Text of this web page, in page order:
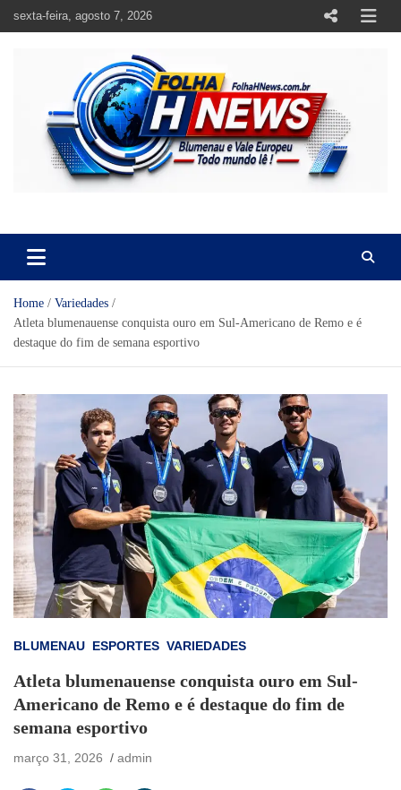
sexta-feira, agosto 7, 2026
Home
Variedades
Atleta blumenauense conquista ouro em Sul-Americano de Remo e é
destaque do fim de semana esportivo
BLUMENAU ESPORTES VARIEDADES
Atleta blumenauense conquista ouro em Sul-
Americano de Remo e é destaque do fim de
semana esportivo
março 31, 2026 admin